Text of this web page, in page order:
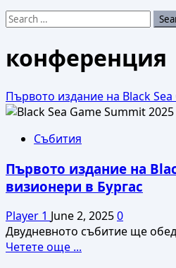
Search
конференция
Първото издание на Black
Събития
Първото издание на
визионери в Бургас
Player 1 June 2, 20250
Двудневното събитие ще
Четете още ...